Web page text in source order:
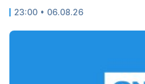
23:00 • 06.08.26